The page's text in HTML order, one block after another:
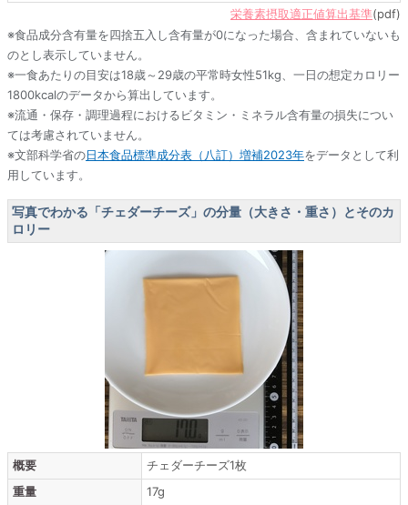
栄養素摂取適正値算出基準(pdf)
※食品成分含有量を四捨五入し含有量が0になった場合、含まれていないも
のとし表示していません。
※一食あたりの目安は18歳～29歳の平常時女性51kg、一日の想定カロリー
1800kcalのデータから算出しています。
※流通・保存・調理過程におけるビタミン・ミネラル含有量の損失につい
ては考慮されていません。
※文部科学省の日本食品標準成分表（八訂）増補2023年をデータとして利
用しています。
写真でわかる「チェダーチーズ」の分量（大きさ・重さ）とそのカ
ロリー
概要
チェダーチーズ1枚
重量
17g